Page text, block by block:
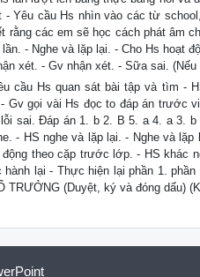
- Yêu cầu Hs nhìn vào các từ
rằng các em sẽ học cách phát
- Nghe và lặp lại. - Cho Hs hoạt
xét. - Gv nhận xét. - Sữa sai.
cầu Hs quan sát bài tập và tìm -
- Gv gọi vài Hs đọc to đáp án trước
sai. Đáp án 1. b 2. B 5. a 4. a 3.
- HS nghe và lặp lại. - Nghe và
theo cặp trước lớp. - HS khác
lại - Thực hiện lại phần 1.
TRƯỞNG (Duyệt, ký và đóng dấu)